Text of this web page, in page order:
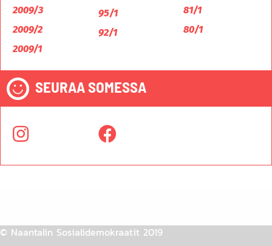
2009/3
2009/2
2009/1
95/1
92/1
81/1
80/1
SEURAA SOMESSA
© Naantalin Sosialidemokraatit 2019